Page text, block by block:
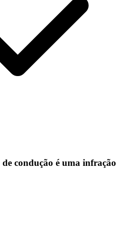
condução é uma infração